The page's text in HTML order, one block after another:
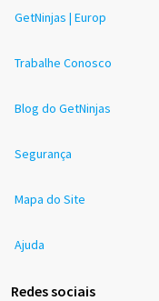
GetNinjas | Europ
Trabalhe Conosco
Blog do GetNinjas
Segurança
Mapa do Site
Ajuda
Redes sociais